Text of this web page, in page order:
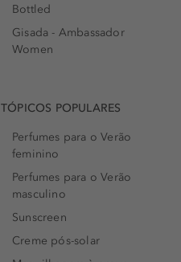
Bottled
Gisada - Ambassador
Women
TÓPICOS POPULARES
Perfumes para o Verão
feminino
Perfumes para o Verão
masculino
Sunscreen
Creme pós-solar